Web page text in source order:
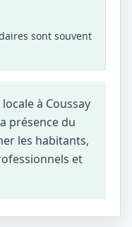
sont souvent
à Coussay
présence du
les habitants,
et